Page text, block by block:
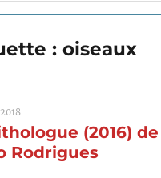
:oiseaux
(2016)
Rodrigues